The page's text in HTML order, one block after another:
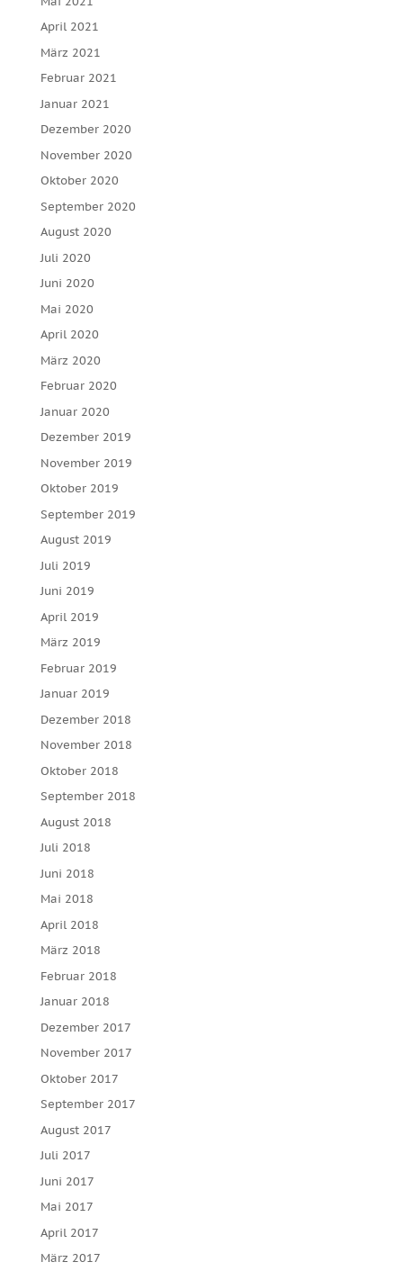
April 2021
März 2021
Februar 2021
Januar 2021
Dezember 2020
November 2020
Oktober 2020
September 2020
August 2020
Juli 2020
Juni 2020
Mai 2020
April 2020
März 2020
Februar 2020
Januar 2020
Dezember 2019
November 2019
Oktober 2019
September 2019
August 2019
Juli 2019
Juni 2019
April 2019
März 2019
Februar 2019
Januar 2019
Dezember 2018
November 2018
Oktober 2018
September 2018
August 2018
Juli 2018
Juni 2018
Mai 2018
April 2018
März 2018
Februar 2018
Januar 2018
Dezember 2017
November 2017
Oktober 2017
September 2017
August 2017
Juli 2017
Juni 2017
Mai 2017
April 2017
März 2017